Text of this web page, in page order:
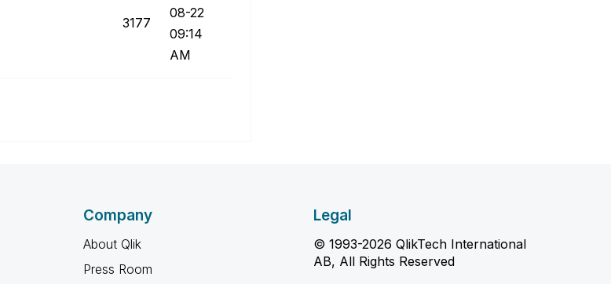
3177
08-22
09:14
AM
Company
About Qlik
Press Room
Legal
© 1993-2026 QlikTech International
AB, All Rights Reserved